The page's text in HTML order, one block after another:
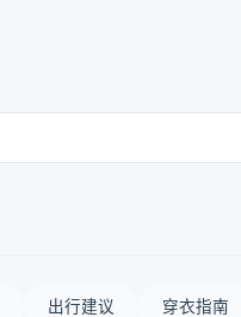
出行建议 穿衣指南